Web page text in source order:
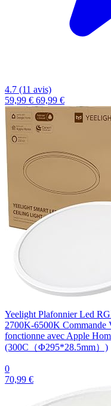
4.7 (11 avis)
59,99 € 69,99 €
Yeelight Plafonnier Led
2700K-6500K Commande
fonctionne avec Apple
(300C（Φ295*28.5mm）)
0
70,99 €